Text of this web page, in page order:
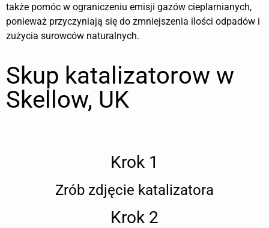
także pomóc w ograniczeniu emisji gazów cieplarnianych,
ponieważ przyczyniają się do zmniejszenia ilości odpadów i
zużycia surowców naturalnych.
Skup katalizatorow w
Skellow, UK
Krok 1
Zrób zdjęcie katalizatora
Krok 2